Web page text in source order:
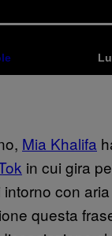
Mia Khalifa
in cui gira
con
questa